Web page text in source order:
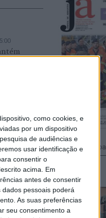
como cookies, e
por um dispositivo
de audiências e
usar identificação e
consentir o
acima. Em
antes de consentir
pessoais poderá
As suas preferências
seu consentimento a
de
de
feito pela
Ampliar capa